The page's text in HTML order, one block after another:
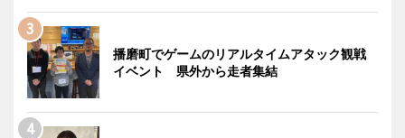
播磨町でゲームのリアルタイムアタック観戦
イベント 県外から走者集結